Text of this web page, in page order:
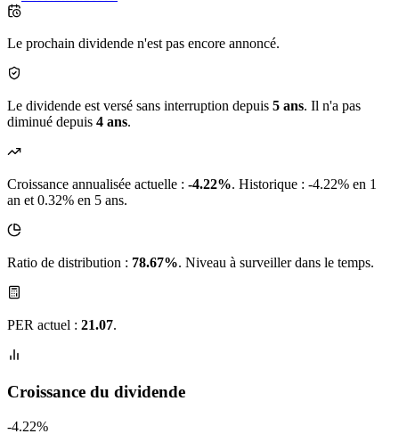
Le prochain dividende n'est pas encore annoncé.
Le dividende est versé sans interruption depuis 5 ans. Il n'a pas
diminué depuis 4 ans.
Croissance annualisée actuelle : -4.22%. Historique : -4.22% en 1
an et 0.32% en 5 ans.
Ratio de distribution : 78.67%. Niveau à surveiller dans le temps.
PER actuel : 21.07.
Croissance du dividende
-4.22%